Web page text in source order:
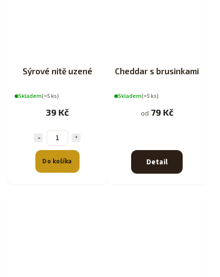
Sýrové nitě uzené
Skladem(>5 ks)
39 Kč
Do košíka
Cheddar s brusinkami
Skladem(>5 ks)
od 79 Kč
Detail